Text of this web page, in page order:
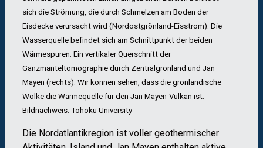
sich die Strömung, die durch Schmelzen am Boden der
Eisdecke verursacht wird (Nordostgrönland-Eisstrom). Die
Wasserquelle befindet sich am Schnittpunkt der beiden
Wärmespuren. Ein vertikaler Querschnitt der
Ganzmanteltomographie durch Zentralgrönland und Jan
Mayen (rechts). Wir können sehen, dass die grönländische
Wolke die Wärmequelle für den Jan Mayen-Vulkan ist.
Bildnachweis: Tohoku University
Die Nordatlantikregion ist voller geothermischer